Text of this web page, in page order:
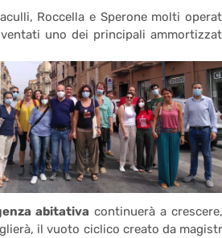
Roccella e Sperone molti
uno dei principali
abitativa continuerà a
il vuoto ciclico creato da